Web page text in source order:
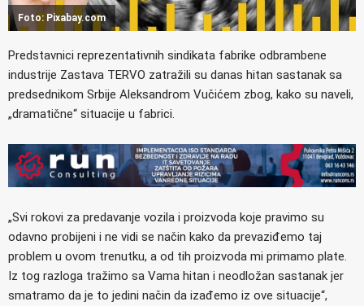
Foto: Pixabay.com
Predstavnici reprezentativnih sindikata fabrike odbrambene
industrije Zastava TERVO zatražili su danas hitan sastanak sa
predsednikom Srbije Aleksandrom Vučićem zbog, kako su naveli,
„dramatične“ situacije u fabrici.
„Svi rokovi za predavanje vozila i proizvoda koje pravimo su
odavno probijeni i ne vidi se način kako da prevaziđemo taj
problem u ovom trenutku, a od tih proizvoda mi primamo plate.
Iz tog razloga tražimo sa Vama hitan i neodložan sastanak jer
smatramo da je to jedini način da izađemo iz ove situacije“,